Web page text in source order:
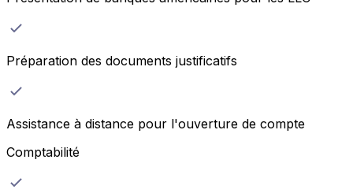
Préparation des documents justificatifs
Assistance à distance pour l'ouverture de compte
Comptabilité